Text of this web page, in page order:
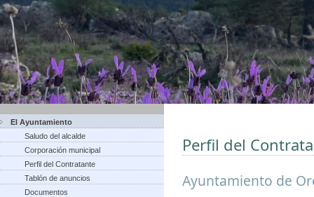
El Ayuntamiento
Saludo del alcalde
Corporación municipal
Perfil del Contratante
Tablón de anuncios
Documentos
Perfil del
Ayuntamiento de